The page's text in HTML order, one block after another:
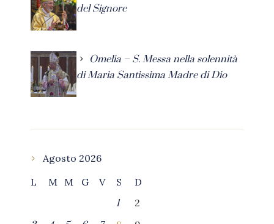
del Signore
Omelia – S. Messa nella solennità
di Maria Santissima Madre di Dio
Agosto 2026
L
M M G V S
D
1
2